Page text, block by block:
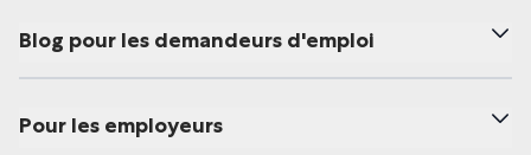
Blog pour les demandeurs d'emploi
Pour les employeurs